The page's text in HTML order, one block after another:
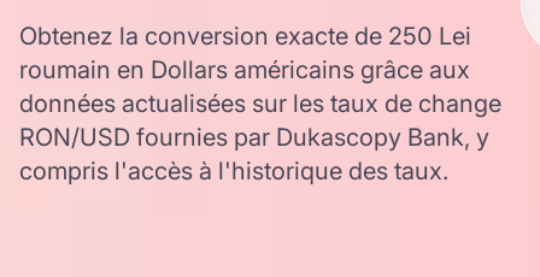
Obtenez la conversion exacte de 250 Lei
roumain en Dollars américains grâce aux
données actualisées sur les taux de change
RON/USD fournies par Dukascopy Bank, y
compris l'accès à l'historique des taux.